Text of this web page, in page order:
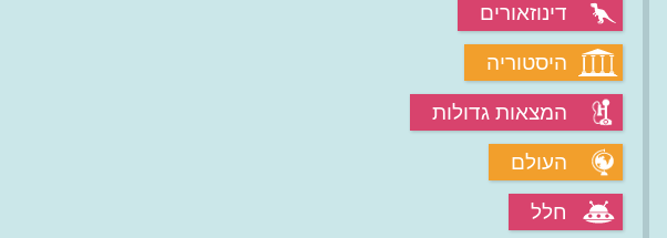
דינוזאורים
היסטוריה
המצאות גדולות
העולם
חלל